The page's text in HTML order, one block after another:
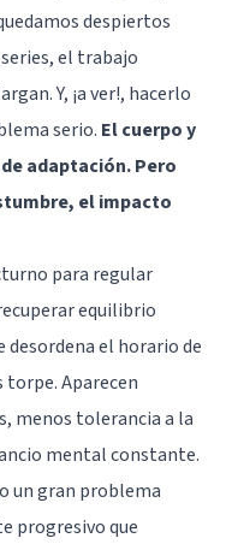
despiertos
el trabajo
Y, ¡a ver!, hacerlo
serio. El cuerpo y
adaptación. Pero
el impacto
para regular
equilibrio
desordena el horario de
torpe. Aparecen
menos tolerancia a la
mental constante.
un gran problema
progresivo que